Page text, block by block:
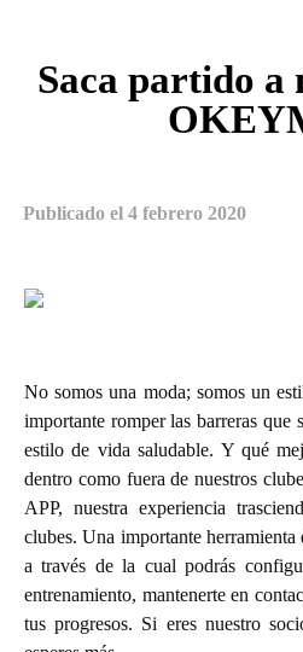
Saca partido a
Publicado el 4 febrero 2020
No somos una moda; somos un
importante romper las barreras que
estilo de vida saludable. Y qué
dentro como fuera de nuestros
APP, nuestra experiencia
clubes. Una importante
a través de la cual podrás
entrenamiento, mantenerte en
tus progresos. Si eres nuestro